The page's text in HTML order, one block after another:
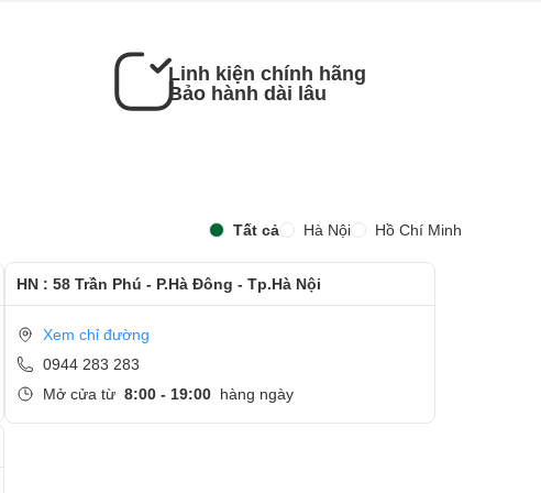
Linh kiện chính hãng
Bảo hành dài lâu
Tất cả Hà Nội Hồ Chí Minh
HN : 58 Trần Phú - P.Hà Đông - Tp.Hà Nội
Xem chỉ đường
0944 283 283
Mở cửa từ 8:00 - 19:00 hàng ngày